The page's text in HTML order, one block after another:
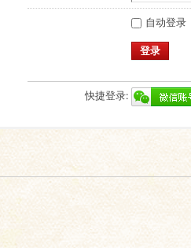
自动登录
登录
快捷登录: